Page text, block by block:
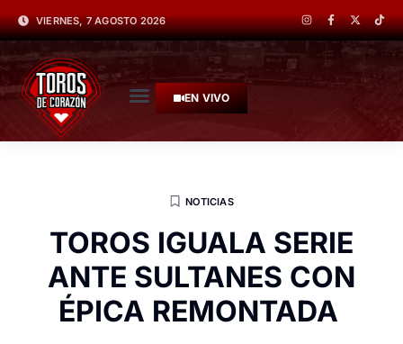
VIERNES, 7 AGOSTO 2026
EN VIVO
NOTICIAS
TOROS IGUALA SERIE
ANTE SULTANES CON
ÉPICA REMONTADA